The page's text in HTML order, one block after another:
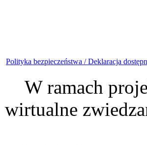
Polityka bezpieczeństwa /Deklaracja
W ramach
wirtualne